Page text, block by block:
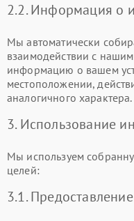
2.2. Информация о
Мы автоматически
взаимодействии с
информацию о вашем
местоположении,
аналогичного характера.
3. Использование
Мы используем
целей:
3.1.